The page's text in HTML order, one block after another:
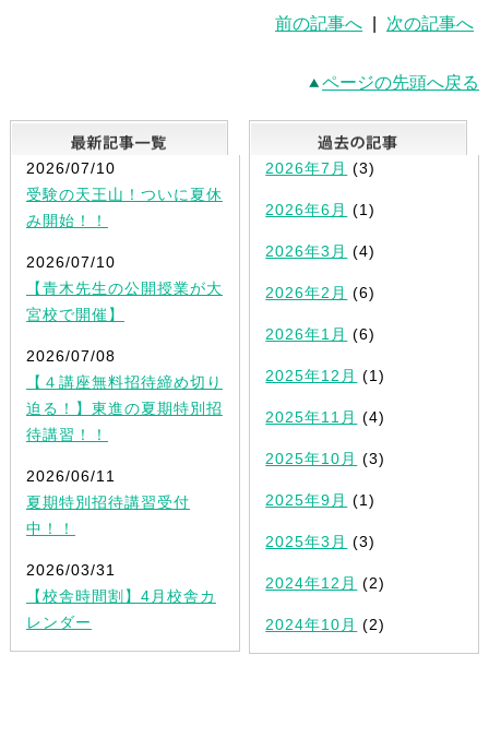
前の記事へ 次の記事へ
ページの先頭へ戻る
最新記事一覧
2026/07/10
受験の天王山！ついに夏休
み開始！！
2026/07/10
【青木先生の公開授業が大
宮校で開催】
2026/07/08
【４講座無料招待締め切り
迫る！】東進の夏期特別招
待講習！！
2026/06/11
夏期特別招待講習受付
中！！
2026/03/31
【校舎時間割】4月校舎カ
レンダー
2026年7月 (3)
2026年6月 (1)
2026年3月 (4)
2026年2月 (6)
2026年1月 (6)
2025年12月 (1)
2025年11月 (4)
2025年10月 (3)
2025年9月 (1)
2025年3月 (3)
2024年12月 (2)
2024年10月 (2)